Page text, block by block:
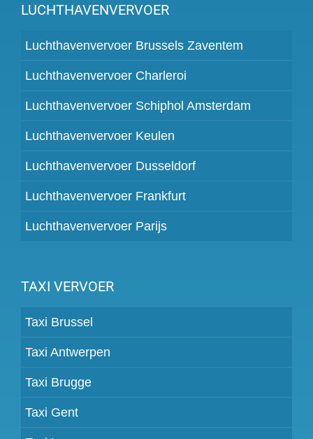
LUCHTHAVENVERVOER
Luchthavenvervoer Brussels Zaventem
Luchthavenvervoer Charleroi
Luchthavenvervoer Schiphol Amsterdam
Luchthavenvervoer Keulen
Luchthavenvervoer Dusseldorf
Luchthavenvervoer Frankfurt
Luchthavenvervoer Parijs
TAXI VERVOER
Taxi Brussel
Taxi Antwerpen
Taxi Brugge
Taxi Gent